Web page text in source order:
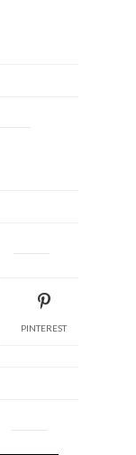
PINTEREST